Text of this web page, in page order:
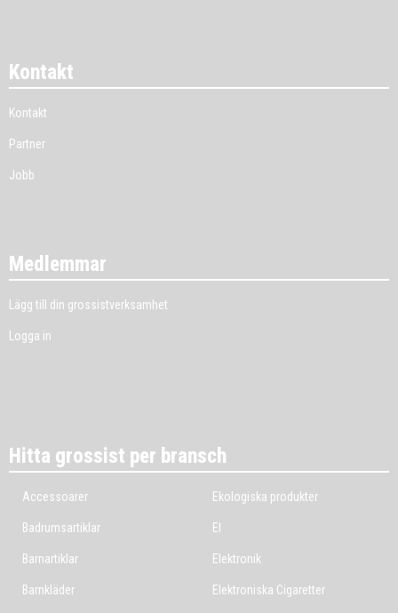
Kontakt
Kontakt
Partner
Jobb
Medlemmar
Lägg till din grossistverksamhet
Logga in
Hitta grossist per bransch
Accessoarer
Badrumsartiklar
Barnartiklar
Barnkläder
Ekologiska produkter
El
Elektronik
Elektroniska Cigaretter